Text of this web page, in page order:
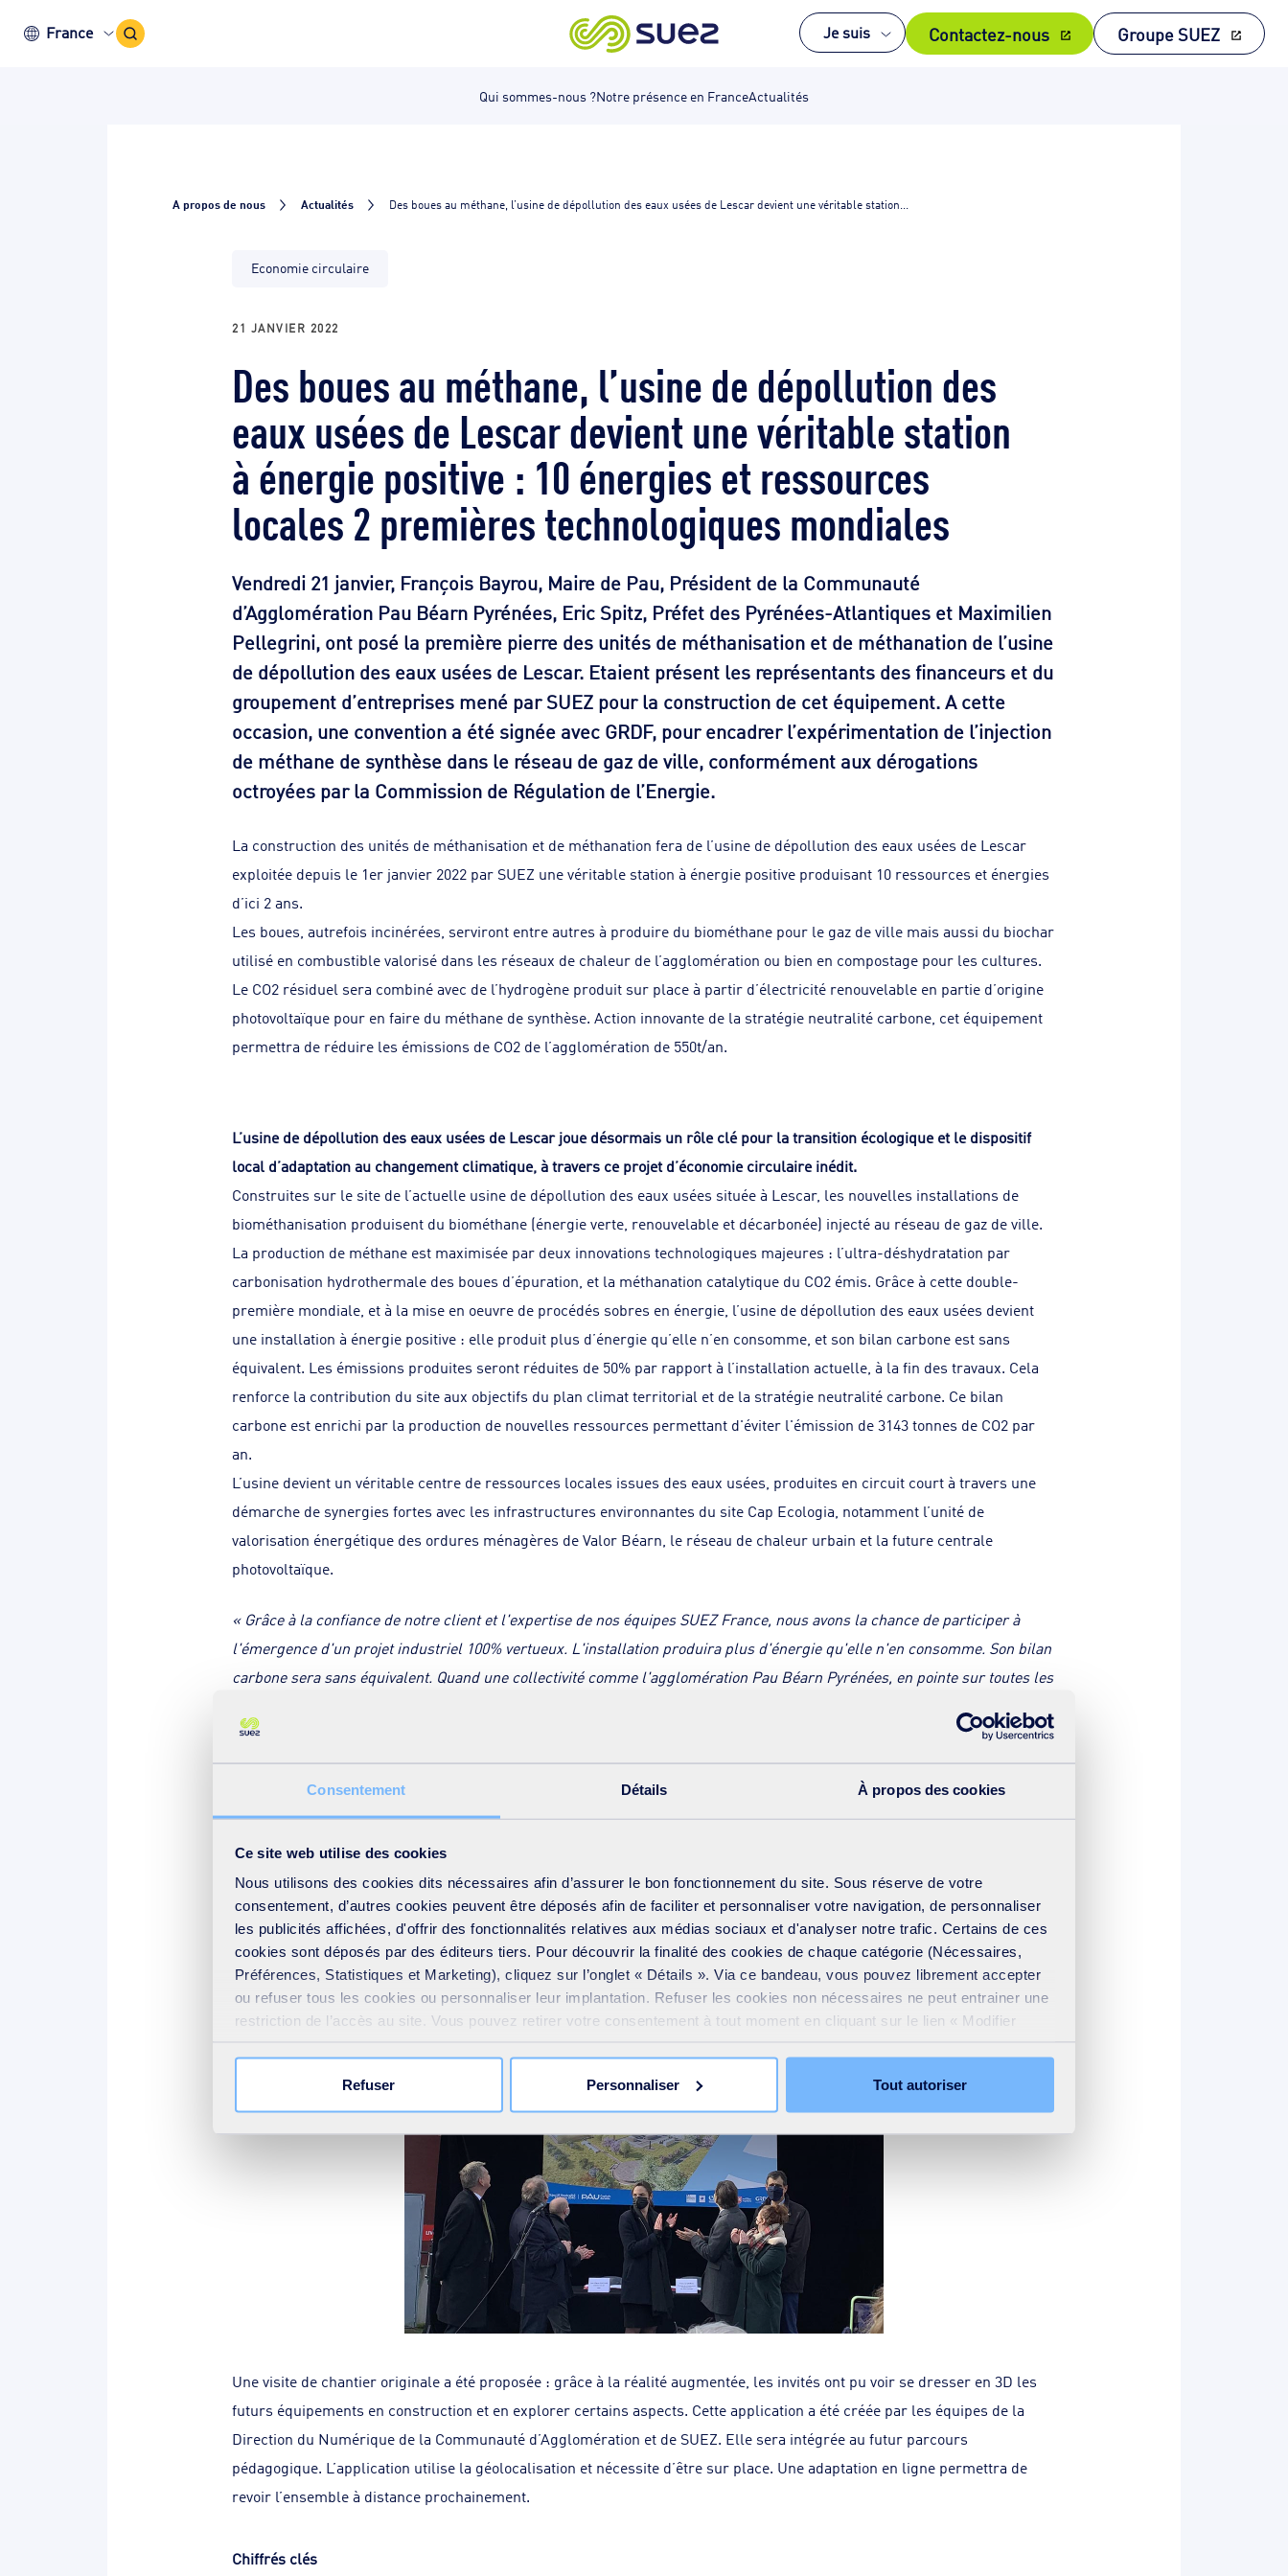
Consentement Détails À propos des cookies
Ce site web utilise des cookies
Nous utilisons des cookies dits nécessaires afin d’assurer le bon fonctionnement du site. Sous réserve de votre
consentement, d’autres cookies peuvent être déposés afin de faciliter et personnaliser votre navigation, de personnaliser
les publicités affichées, d'offrir des fonctionnalités relatives aux médias sociaux et d'analyser notre trafic. Certains de ces
cookies sont déposés par des éditeurs tiers. Pour découvrir la finalité des cookies de chaque catégorie (Nécessaires,
Préférences, Statistiques et Marketing), cliquez sur l’onglet « Détails ». Via ce bandeau, vous pouvez librement accepter
ou refuser tous les cookies ou personnaliser leur implantation. Refuser les cookies non nécessaires ne peut entrainer une
restriction de l’accès au site. Vous pouvez retirer votre consentement à tout moment en cliquant sur le lien « Modifier
Refuser Personnaliser Tout autoriser
France Icône
recherche Je suis Contactez-nous Groupe SUEZ
Qui sommes-nous ?Notre présence en FranceActualités
A propos de nous Actualités Des boues au méthane, l’usine de dépollution des eaux usées de Lescar devient une véritable station...
Economie circulaire
21 JANVIER 2022
Des boues au méthane, l’usine de dépollution des
eaux usées de Lescar devient une véritable station
à énergie positive : 10 énergies et ressources
locales 2 premières technologiques mondiales
Vendredi 21 janvier, François Bayrou, Maire de Pau, Président de la Communauté
d’Agglomération Pau Béarn Pyrénées, Eric Spitz, Préfet des Pyrénées-Atlantiques et Maximilien
Pellegrini, ont posé la première pierre des unités de méthanisation et de méthanation de l’usine
de dépollution des eaux usées de Lescar. Etaient présent les représentants des financeurs et du
groupement d’entreprises mené par SUEZ pour la construction de cet équipement. A cette
occasion, une convention a été signée avec GRDF, pour encadrer l’expérimentation de l’injection
de méthane de synthèse dans le réseau de gaz de ville, conformément aux dérogations
octroyées par la Commission de Régulation de l’Energie.
La construction des unités de méthanisation et de méthanation fera de l’usine de dépollution des eaux usées de Lescar
exploitée depuis le 1er janvier 2022 par SUEZ une véritable station à énergie positive produisant 10 ressources et énergies
d’ici 2 ans.
Les boues, autrefois incinérées, serviront entre autres à produire du biométhane pour le gaz de ville mais aussi du biochar
utilisé en combustible valorisé dans les réseaux de chaleur de l’agglomération ou bien en compostage pour les cultures.
Le CO2 résiduel sera combiné avec de l’hydrogène produit sur place à partir d’électricité renouvelable en partie d’origine
photovoltaïque pour en faire du méthane de synthèse. Action innovante de la stratégie neutralité carbone, cet équipement
permettra de réduire les émissions de CO2 de l’agglomération de 550t/an.
L’usine de dépollution des eaux usées de Lescar joue désormais un rôle clé pour la transition écologique et le dispositif
local d’adaptation au changement climatique, à travers ce projet d’économie circulaire inédit.
Construites sur le site de l’actuelle usine de dépollution des eaux usées située à Lescar, les nouvelles installations de
biométhanisation produisent du biométhane (énergie verte, renouvelable et décarbonée) injecté au réseau de gaz de ville.
La production de méthane est maximisée par deux innovations technologiques majeures : l’ultra-déshydratation par
carbonisation hydrothermale des boues d’épuration, et la méthanation catalytique du CO2 émis. Grâce à cette double-
première mondiale, et à la mise en oeuvre de procédés sobres en énergie, l’usine de dépollution des eaux usées devient
une installation à énergie positive : elle produit plus d’énergie qu’elle n’en consomme, et son bilan carbone est sans
équivalent. Les émissions produites seront réduites de 50% par rapport à l’installation actuelle, à la fin des travaux. Cela
renforce la contribution du site aux objectifs du plan climat territorial et de la stratégie neutralité carbone. Ce bilan
carbone est enrichi par la production de nouvelles ressources permettant d'éviter l'émission de 3143 tonnes de CO2 par
an.
L’usine devient un véritable centre de ressources locales issues des eaux usées, produites en circuit court à travers une
démarche de synergies fortes avec les infrastructures environnantes du site Cap Ecologia, notamment l’unité de
valorisation énergétique des ordures ménagères de Valor Béarn, le réseau de chaleur urbain et la future centrale
photovoltaïque.
« Grâce à la confiance de notre client et l'expertise de nos équipes SUEZ France, nous avons la chance de participer à
l'émergence d'un projet industriel 100% vertueux. L'installation produira plus d'énergie qu'elle n'en consomme. Son bilan
carbone sera sans équivalent. Quand une collectivité comme l'agglomération Pau Béarn Pyrénées, en pointe sur toutes les
Maximilien Pellegrini, DGA Groupe SUEZ en charge de la France
Une visite de chantier originale a été proposée : grâce à la réalité augmentée, les invités ont pu voir se dresser en 3D les
futurs équipements en construction et en explorer certains aspects. Cette application a été créée par les équipes de la
Direction du Numérique de la Communauté d’Agglomération et de SUEZ. Elle sera intégrée au futur parcours
pédagogique. L’application utilise la géolocalisation et nécessite d’être sur place. Une adaptation en ligne permettra de
revoir l’ensemble à distance prochainement.
Chiffrés clés